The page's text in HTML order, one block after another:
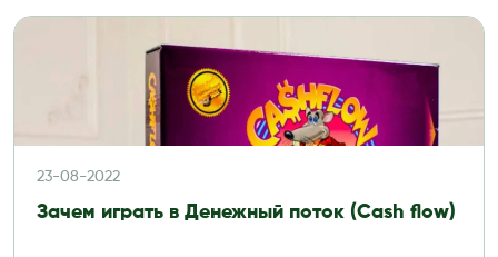
23-08-2022
Зачем играть в Денежный поток (Cash flow)